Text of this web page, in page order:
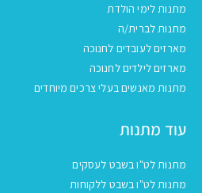
מתנות לימי הולדת
מתנות לברית/ה
מארזים לעובדים לחנוכה
מארזים לילדים לחנוכה
מתנות מאנשים בעלי צרכים מיוחדים
עוד מתנות
מתנות לט"ו בשבט לעסקים
מתנות לט"ו בשבט ללקוחות